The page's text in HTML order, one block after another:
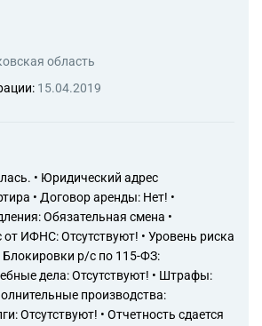
область
15.04.2019
• Юридический адрес
• Договор аренды: Нет! •
Обязательная смена •
ИФНС: Отсутствуют! • Уровень риска
р/с по 115-ФЗ:
дела: Отсутствуют! • Штрафы:
производства:
Отсутствуют! • Отчетность сдается